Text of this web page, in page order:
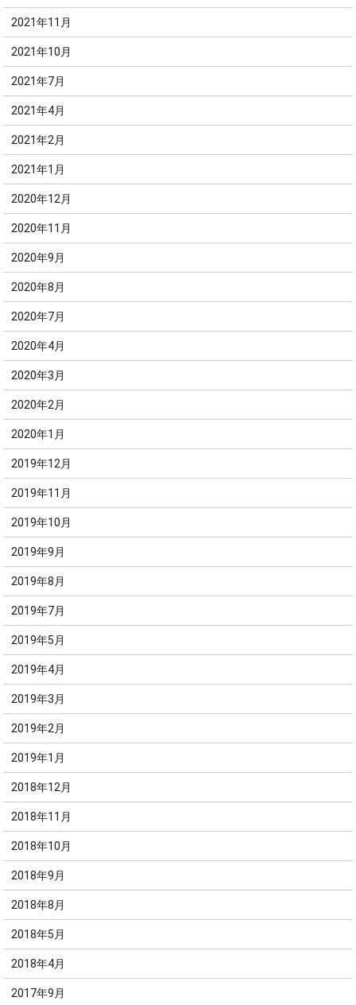
2021年11月
2021年10月
2021年7月
2021年4月
2021年2月
2021年1月
2020年12月
2020年11月
2020年9月
2020年8月
2020年7月
2020年4月
2020年3月
2020年2月
2020年1月
2019年12月
2019年11月
2019年10月
2019年9月
2019年8月
2019年7月
2019年5月
2019年4月
2019年3月
2019年2月
2019年1月
2018年12月
2018年11月
2018年10月
2018年9月
2018年8月
2018年5月
2018年4月
2017年9月